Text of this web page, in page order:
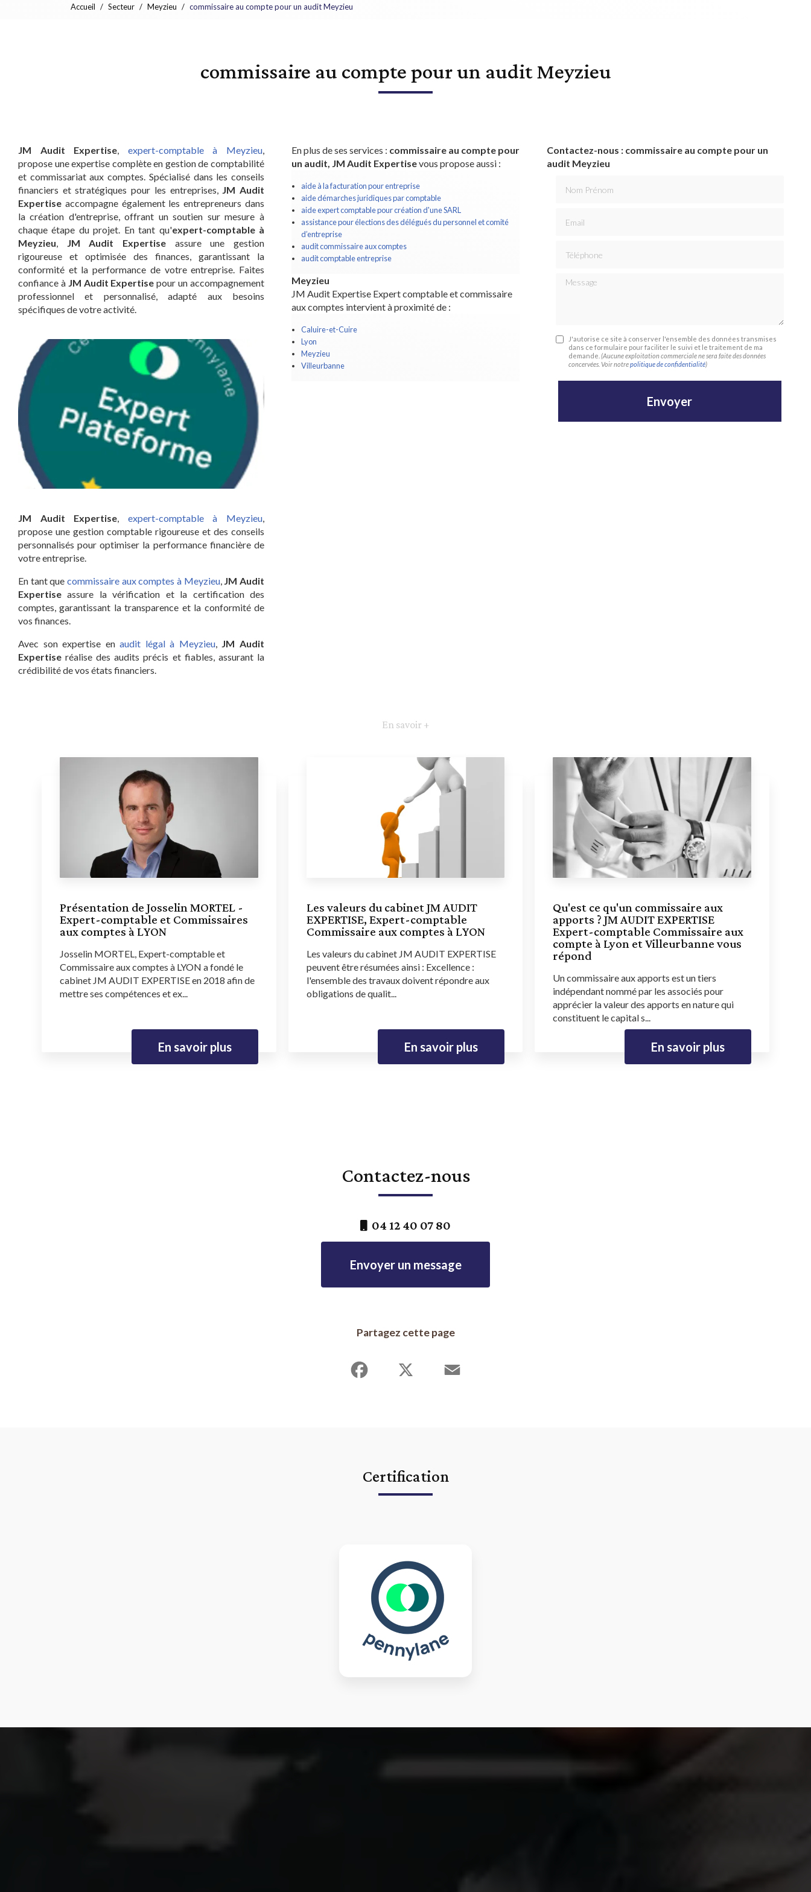
Accueil Secteur Meyzieu commissaire au compte pour un audit Meyzieu
commissaire au compte pour un audit Meyzieu
JM Audit Expertise expert-comptable à Meyzieu
propose une expertise complète en gestion de comptabilité
et commissariat aux comptes. Spécialisé dans les conseils
financiers et stratégiques pour les entreprises,
JM Audit
Expertise accompagne également les entrepreneurs dans
la création d'entreprise, offrant un soutien sur mesure à
chaque étape du projet. En tant qu'expert-comptable à
Meyzieu
JM Audit Expertise assure une gestion
rigoureuse et optimisée des finances, garantissant la
conformité et la performance de votre entreprise. Faites
confiance à JM Audit Expertise pour un accompagnement
professionnel et personnalisé, adapté aux besoins
spécifiques de votre activité.
JM Audit Expertise, expert-comptable à Meyzieu,
propose une gestion comptable rigoureuse et des conseils
personnalisés pour optimiser la performance financière de
votre entreprise.
En tant que commissaire aux comptes à Meyzieu, JM Audit
Expertise assure la vérification et la certification des
comptes, garantissant la transparence et la conformité de
vos finances.
Avec son expertise enaudit légal à Meyzieu, JM Audit
Expertise réalise des audits précis et fiables, assurant la
crédibilité de vos états financiers.
En plus de ses services : commissaire au compte pour
un audit, JM Audit Expertisevous propose aussi :
aide à la facturation pour entreprise
aide démarches juridiques par comptable
aide expert comptable pour création d'une SARL
assistance pour élections des délégués du personnel et comité
d’entreprise
audit commissaire aux comptes
audit comptable entreprise
Meyzieu
JM Audit Expertise Expert comptable et commissaire
aux comptes intervient à proximité de :
Caluire-et-Cuire
Lyon
Meyzieu
Villeurbanne
Contactez-nous : commissaire au compte pour un
audit Meyzieu
Message
J'autorise ce site à conserver l'ensemble des données transmises
dans ce formulaire pour faciliter le suivi et le traitement de ma
demande. (Aucune exploitation commerciale ne sera faite des données
concervées. Voir notrepolitique de confidentialité)
En savoir +
Présentation de Josselin MORTEL -
Expert-comptable et Commissaires
aux comptes à LYON
Josselin MORTEL, Expert-comptable et
Commissaire aux comptes à LYON a fondé le
cabinet JM AUDIT EXPERTISE en 2018 afin de
mettre ses compétences et ex...
En savoir plus
Les valeurs du cabinet JM AUDIT
EXPERTISE, Expert-comptable
Commissaire aux comptes à LYON
Les valeurs du cabinet JM AUDIT EXPERTISE
peuvent être résumées ainsi : Excellence :
l'ensemble des travaux doivent répondre aux
obligations de qualit...
En savoir plus
Qu'est ce qu'un commissaire aux
apports ? JM AUDIT EXPERTISE
Expert-comptable Commissaire aux
compte à Lyon et Villeurbanne vous
répond
Un commissaire aux apports est un tiers
indépendant nommé par les associés pour
apprécier la valeur des apports en nature qui
constituent le capital s...
En savoir plus
Contactez-nous
04 12 40 07 80
Envoyer un message
Partagez cette page
Certification